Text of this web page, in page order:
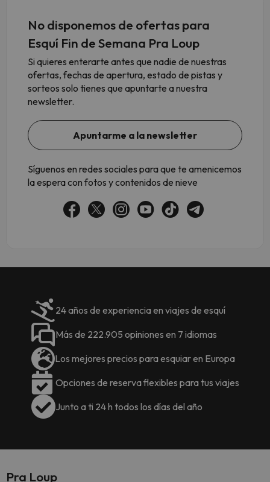
No disponemos de ofertas para
Esquí Fin de Semana Pra Loup
Si quieres enterarte antes que nadie de nuestras
ofertas, fechas de apertura, estado de pistas y
sorteos solo tienes que apuntarte a nuestra
newsletter.
Apuntarme a la newsletter
Síguenos en redes sociales para que te amenicemos
la espera con fotos y contenidos de nieve
24 años de experiencia en viajes de esquí
Más de 222.905 opiniones en 7 idiomas
Los mejores precios para esquiar en Europa
Opciones de reserva flexibles para tus viajes
Junto a ti 24 h todos los días del año
Pra Loup